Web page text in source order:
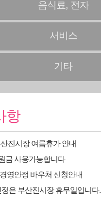
음식료, 전자
서비스
기타
항
진시장 여름휴가 안내
금 사용가능합니다
영안정 바우처 신청안내
정은 부산진시장 휴무일입니다.